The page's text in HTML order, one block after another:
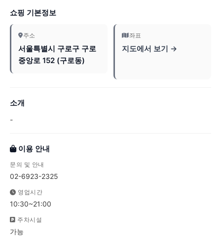
쇼핑 기본정보
주소
서울특별시 구로구 구로
중앙로 152 (구로동)
좌표
지도에서 보기 →
소개
-
이용 안내
문의 및 안내
02-6923-2325
영업시간
10:30~21:00
주차시설
가능